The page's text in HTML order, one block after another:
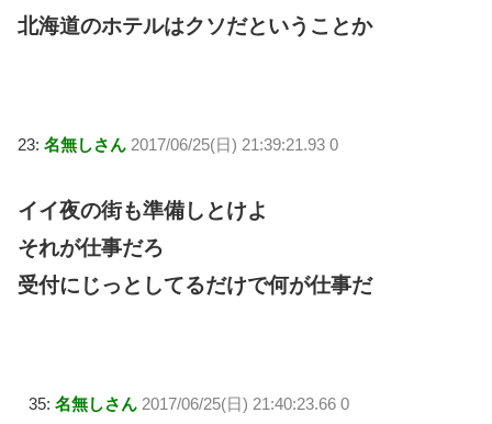
北海道のホテルはクソだということか
23: 名無しさん 2017/06/25(日) 21:39:21.93 0
イイ夜の街も準備しとけよ
それが仕事だろ
受付にじっとしてるだけで何が仕事だ
35: 名無しさん 2017/06/25(日) 21:40:23.66 0